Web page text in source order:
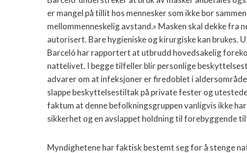
er mangel på tillit hos mennesker som ikke bor
mellommenneskelig avstand.» Masken skal dekke fra
autorisert. Bare hygieniske og kirurgiske kan brukes.
Barceló har rapportert at utbrudd hovedsakelig
nattelivet. I begge tilfeller blir personlige
advarer om at infeksjoner er firedoblet i
slappe beskyttelsestiltak på private fester og
faktum at denne befolkningsgruppen vanligvis ikke
sikkerhet og en avslappet holdning til forebyggende
Myndighetene har faktisk bestemt seg for å stenge